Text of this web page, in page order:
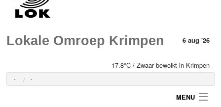
Lokale Omroep Krimpen 6 aug '26
17.8°C / Zwaar bewolkt in Krimpen
- -
MENU